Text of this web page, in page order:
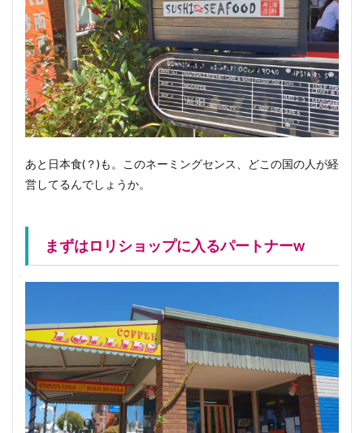
あと日本食(？)も。このネーミングセンス、どこの国の人が経
営してるんでしょうか。
まずはロリショップに入るパートナーw